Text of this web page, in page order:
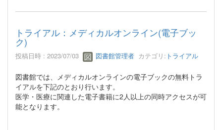
トライアル：メディカルオンライン(電子ブッ
ク)
投稿日時 : 2023/07/03 図書館管理者 カテゴリ: トライアル
図書館では、メディカルオンラインの電子ブックの無料トラ
イアルを下記のとおり行います。
医学・医療に関連した電子書籍に2人以上の同時アクセスが可
能となります。